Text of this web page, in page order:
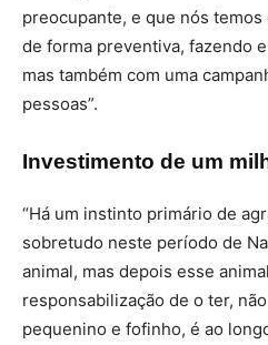
preocupante, e que nós
de forma preventiva, fazendo
mas também com uma
pessoas”.
Investimento de um
“Há um instinto primário de
sobretudo neste período de
animal, mas depois esse
responsabilização de o ter,
pequenino e fofinho, é ao